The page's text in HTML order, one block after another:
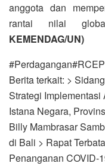
anggota dan
rantai nilai
KEMENDAG/UN)
#Perdagangan#RCEP
Berita terkait: >
Strategi
Istana Negara,
Billy Mambrasar
di Bali > Rapat
Penanganan COVID-